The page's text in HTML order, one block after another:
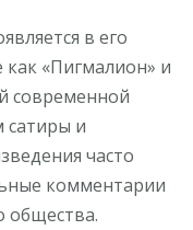
в его
как «Пигмалион» и
современной
сатиры и
часто
комментарии
общества.